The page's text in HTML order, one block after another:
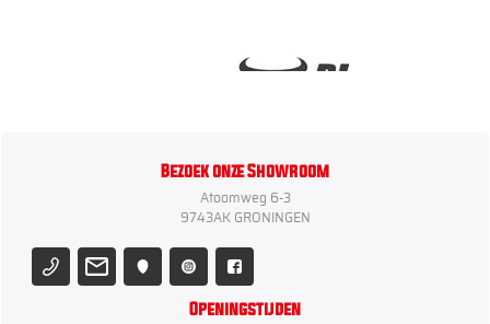
Bezoek onze Showroom
Atoomweg 6-3
9743AK GRONINGEN
Openingstijden